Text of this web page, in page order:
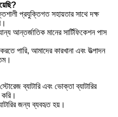
প্রযুক্তিগত সহায়তার সাথে দক্ষ
মানের সার্টিফিকেশন পাস
পারি, আমাদের কারখানা এবং উত্পাদন
ব্যাটারি এবং ভোক্তা ব্যাটারির
করি।
জন্য ব্যবহৃত হয়।